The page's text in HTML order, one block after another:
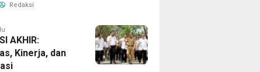
Redaksi
AKHIR:
Kinerja, dan